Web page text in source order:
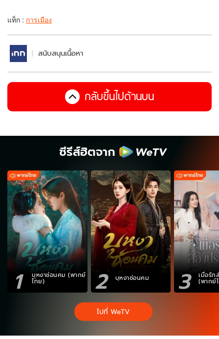
แท็ก : การเมือง
สนับสนุนเนื้อหา
กลับขึ้นไปด้านบน
ซีรีส์ฮิตจาก
1 บุหงาซ่อนคม (พากย์
ไทย) 2 บุหงาซ่อนคม 3 เมื่อรัก
(พากย์
ไปที่ WeTV